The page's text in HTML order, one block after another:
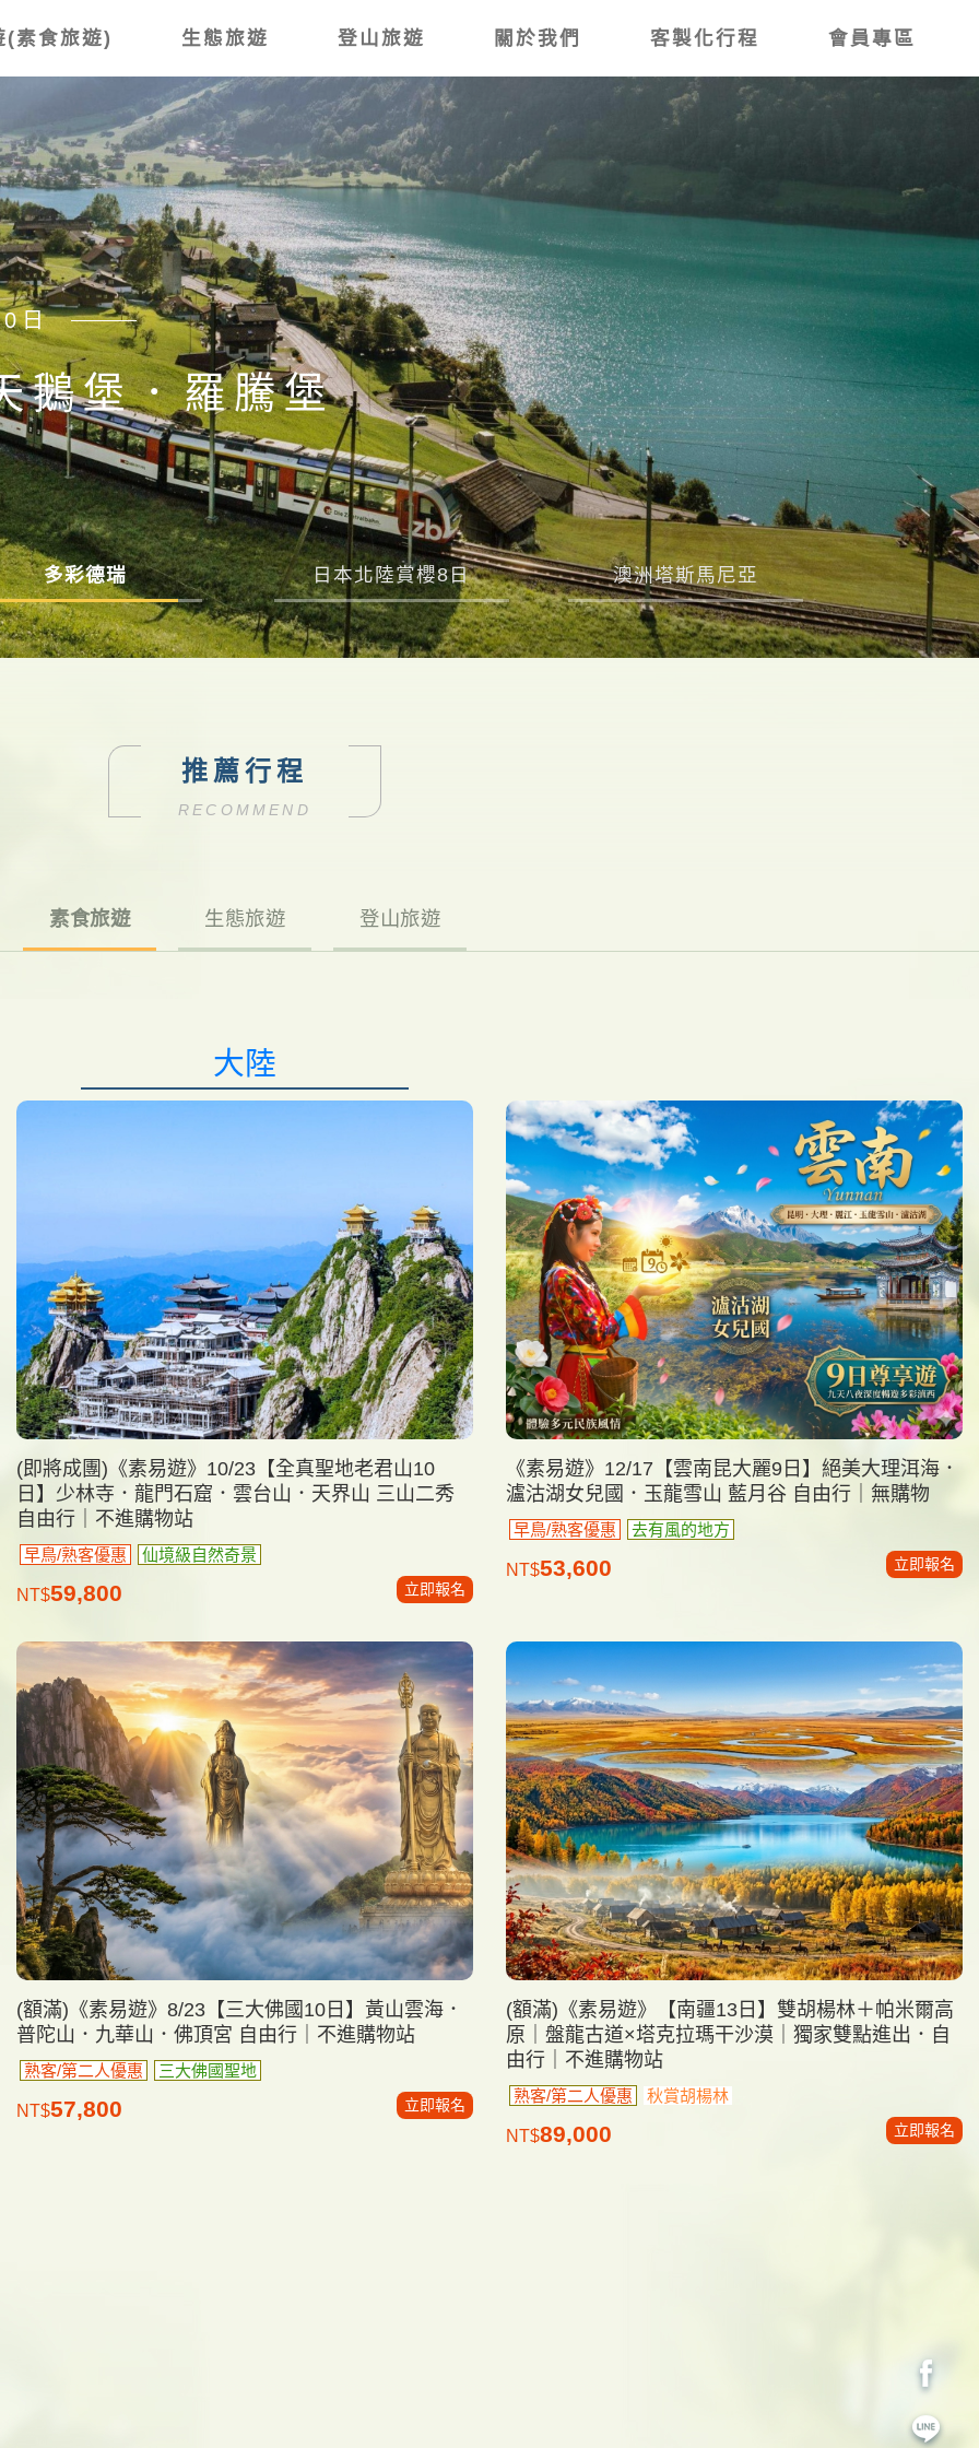
素食旅遊) 生態旅遊 登山旅遊 關於我們 客製化行程 會員專區
櫻8日
上高地．木曾路古道．阿智村桃
山與花的交響曲
多彩德瑞 日本北陸賞櫻8日 澳洲塔斯馬尼亞
推薦行程
RECOMMEND
素食旅遊 生態旅遊 登山旅遊
大陸
(即將成團)《素易遊》10/23【全真聖地老君山10
日】少林寺．龍門石窟．雲台山．天界山 三山二秀
自由行｜不進購物站
早鳥/熟客優惠 仙境級自然奇景
NT$59,800 立即報名
《素易遊》12/17【雲南昆大麗9日】絕美大理洱海．
瀘沽湖女兒國．玉龍雪山 藍月谷 自由行｜無購物
早鳥/熟客優惠 去有風的地方
NT$53,600 立即報名
(額滿)《素易遊》8/23【三大佛國10日】黃山雲海．
普陀山．九華山．佛頂宮 自由行｜不進購物站
熟客/第二人優惠 三大佛國聖地
NT$57,800 立即報名
(額滿)《素易遊》【南疆13日】雙胡楊林＋帕米爾高
原｜盤龍古道×塔克拉瑪干沙漠｜獨家雙點進出．自
由行｜不進購物站
熟客/第二人優惠 秋賞胡楊林
NT$89,000 立即報名